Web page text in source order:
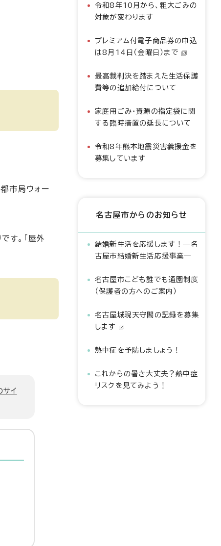
市局ウォー
す。「屋外
サイ
令和8年10月から、粗大ごみの
対象が変わります
プレミアム付電子商品券の申込
は8月14日（金曜日）まで
最高裁判決を踏まえた生活保護
費等の追加給付について
家庭用ごみ・資源の指定袋に関
する臨時措置の延長について
令和8年熊本地震災害義援金を
募集しています
名古屋市からのお知らせ
結婚新生活を応援します！―名
古屋市結婚新生活応援事業―
名古屋市こども誰でも通園制度
（保護者の方へのご案内）
名古屋城現天守閣の記録を募集
します
熱中症を予防しましょう！
これからの暑さ大丈夫？熱中症
リスクを見てみよう！